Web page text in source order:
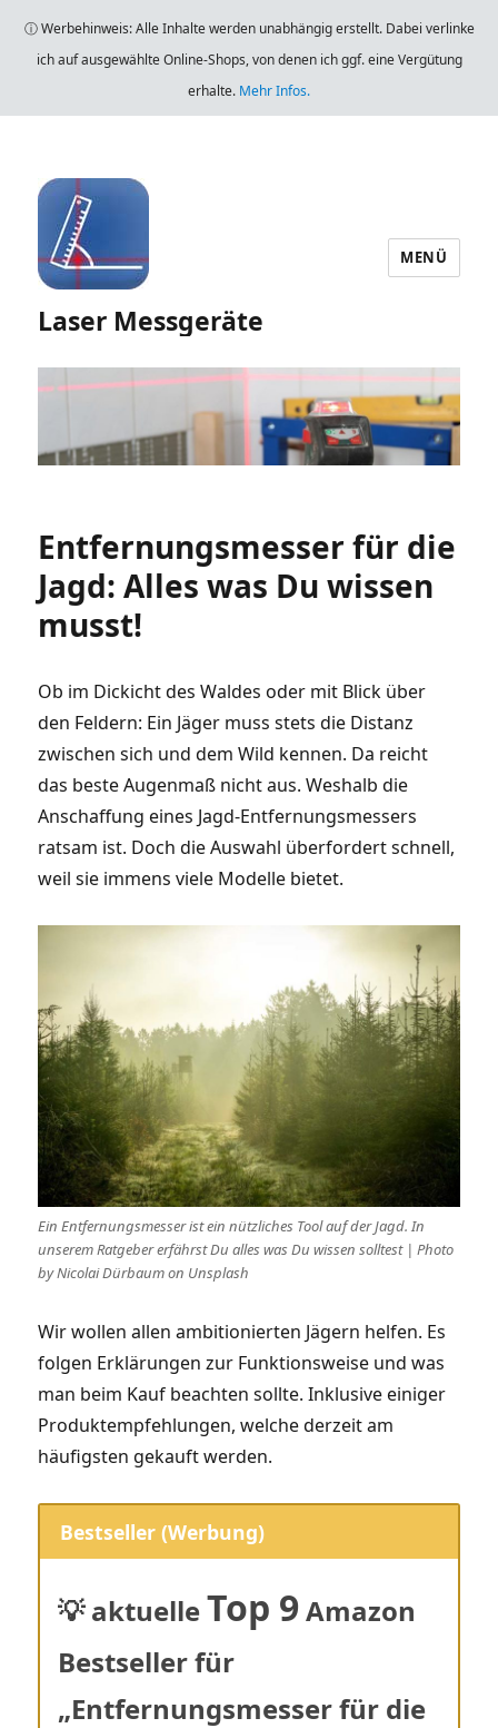
ⓘ Werbehinweis: Alle Inhalte werden unabhängig erstellt. Dabei verlinke
ich auf ausgewählte Online-Shops, von denen ich ggf. eine Vergütung
erhalte. Mehr Infos.
Laser Messgeräte
MENÜ
Entfernungsmesser für die
Jagd: Alles was Du wissen
musst!
Ob im Dickicht des Waldes oder mit Blick über
den Feldern: Ein Jäger muss stets die Distanz
zwischen sich und dem Wild kennen. Da reicht
das beste Augenmaß nicht aus. Weshalb die
Anschaffung eines Jagd-Entfernungsmessers
ratsam ist. Doch die Auswahl überfordert schnell,
weil sie immens viele Modelle bietet.
Ein Entfernungsmesser ist ein nützliches Tool auf der Jagd. In
unserem Ratgeber erfährst Du alles was Du wissen solltest | Photo
by Nicolai Dürbaum on Unsplash
Wir wollen allen ambitionierten Jägern helfen. Es
folgen Erklärungen zur Funktionsweise und was
man beim Kauf beachten sollte. Inklusive einiger
Produktempfehlungen, welche derzeit am
häufigsten gekauft werden.
Bestseller (Werbung)
💡 aktuelleTop 9Amazon
Bestseller für
„Entfernungsmesser für die